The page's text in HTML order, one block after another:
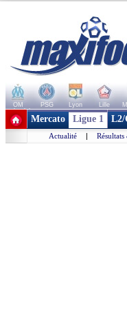
OM PSG Lyon Lille
+ de clubs
Mercato Ligue 1 L2/
Actualité | Résultats